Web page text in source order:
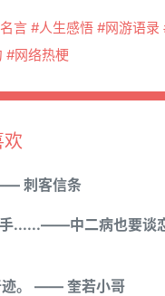
言 #人生感悟 #网游语录
#网络热梗
刺客信条
手......——中二病也要谈
迹。 —— 奎若小哥